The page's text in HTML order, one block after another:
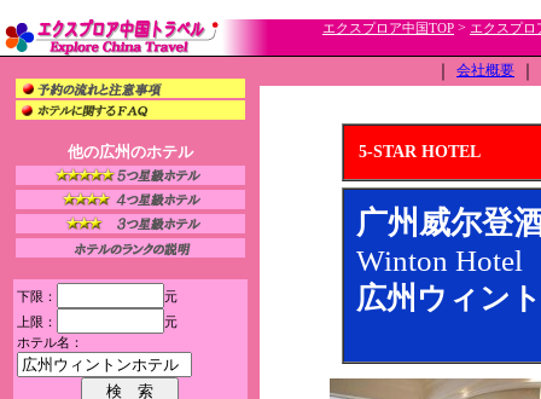
エクスプロア中国TOP > エクスプロ
他の広州のホテル
下限：
元
上限：
元
ホテル名：
会社概要
5-STAR HOTEL
广州威尔登
Winton Hotel
広州ウィン